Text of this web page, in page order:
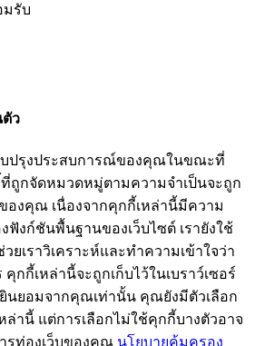
มรับ
ตัว
บปรุงประสบการณ์ของคุณในขณะที่
ถูกจัดหมวดหมู่ตามความจำเป็นจะถูก
ของคุณ เนื่องจากคุกกี้เหล่านี้มีความ
ฟังก์ชันพื้นฐานของเว็บไซต์ เรายังใช้
เราวิเคราะห์และทำความเข้าใจว่า
กกี้เหล่านี้จะถูกเก็บไว้ในเบราว์เซอร์
นยอมจากคุณเท่านั้น คุณยังมีตัวเลือก
ล่านี้ แต่การเลือกไม่ใช้คุกกี้บางตัวอาจ
รท่องเว็บของคุณ นโยบายคุ้มครอง